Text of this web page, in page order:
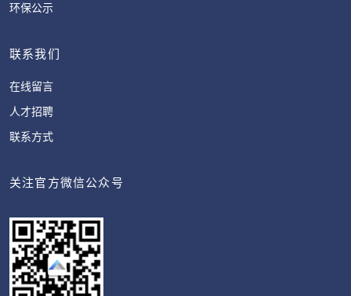
环保公示
联系我们
在线留言
人才招聘
联系方式
关注官方微信公众号